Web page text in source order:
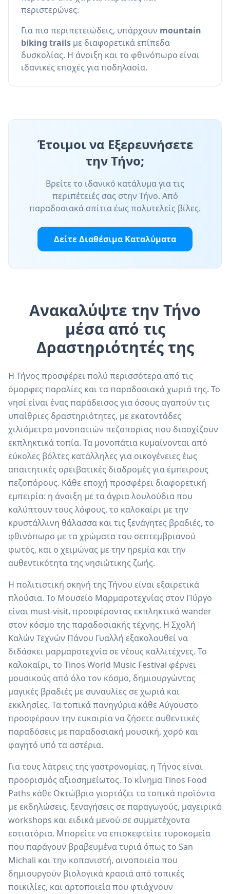
περιστερώνες.
Για πιο περιπετειώδεις, υπάρχουν mountain
biking trails με διαφορετικά επίπεδα
δυσκολίας. Η άνοιξη και το φθινόπωρο είναι
ιδανικές εποχές για ποδηλασία.
Έτοιμοι να Εξερευνήσετε
την Τήνο;
Βρείτε το ιδανικό κατάλυμα για τις
περιπέτειές σας στην Τήνο. Από
παραδοσιακά σπίτια έως πολυτελείς βίλες.
Δείτε Διαθέσιμα Καταλύματα
Ανακαλύψτε την Τήνο
μέσα από τις
Δραστηριότητές της
Η Τήνος προσφέρει πολύ περισσότερα από τις
όμορφες παραλίες και τα παραδοσιακά χωριά της. Το
νησί είναι ένας παράδεισος για όσους αγαπούν τις
υπαίθριες δραστηριότητες, με εκατοντάδες
χιλιόμετρα μονοπατιών πεζοπορίας που διασχίζουν
εκπληκτικά τοπία. Τα μονοπάτια κυμαίνονται από
εύκολες βόλτες κατάλληλες για οικογένειες έως
απαιτητικές ορειβατικές διαδρομές για έμπειρους
πεζοπόρους. Κάθε εποχή προσφέρει διαφορετική
εμπειρία: η άνοιξη με τα άγρια λουλούδια που
καλύπτουν τους λόφους, το καλοκαίρι με την
κρυστάλλινη θάλασσα και τις ξενάγητες βραδιές, το
φθινόπωρο με τα χρώματα του σεπτεμβριανού
φωτός, και ο χειμώνας με την ηρεμία και την
αυθεντικότητα της νησιώτικης ζωής.
Η πολιτιστική σκηνή της Τήνου είναι εξαιρετικά
πλούσια. Το Μουσείο Μαρμαροτεχνίας στον Πύργο
είναι must-visit, προσφέροντας εκπληκτικό wander
στον κόσμο της παραδοσιακής τέχνης. Η Σχολή
Καλών Τεχνών Πάνου Γυαλλή εξακολουθεί να
διδάσκει μαρμαροτεχνία σε νέους καλλιτέχνες. Το
καλοκαίρι, το Tinos World Music Festival φέρνει
μουσικούς από όλο τον κόσμο, δημιουργώντας
μαγικές βραδιές με συναυλίες σε χωριά και
εκκλησίες. Τα τοπικά πανηγύρια κάθε Αύγουστο
προσφέρουν την ευκαιρία να ζήσετε αυθεντικές
παραδόσεις με παραδοσιακή μουσική, χορό και
φαγητό υπό τα αστέρια.
Για τους λάτρεις της γαστρονομίας, η Τήνος είναι
προορισμός αξιοσημείωτος. Το κίνημα Tinos Food
Paths κάθε Οκτώβριο γιορτάζει τα τοπικά προϊόντα
με εκδηλώσεις, ξεναγήσεις σε παραγωγούς, μαγειρικά
workshops και ειδικά μενού σε συμμετέχοντα
εστιατόρια. Μπορείτε να επισκεφτείτε τυροκομεία
που παράγουν βραβευμένα τυριά όπως το San
Michali και την κοπανιστή, οινοποιεία που
δημιουργούν βιολογικά κρασιά από τοπικές
ποικιλίες, και αρτοποιεία που φτιάχνουν